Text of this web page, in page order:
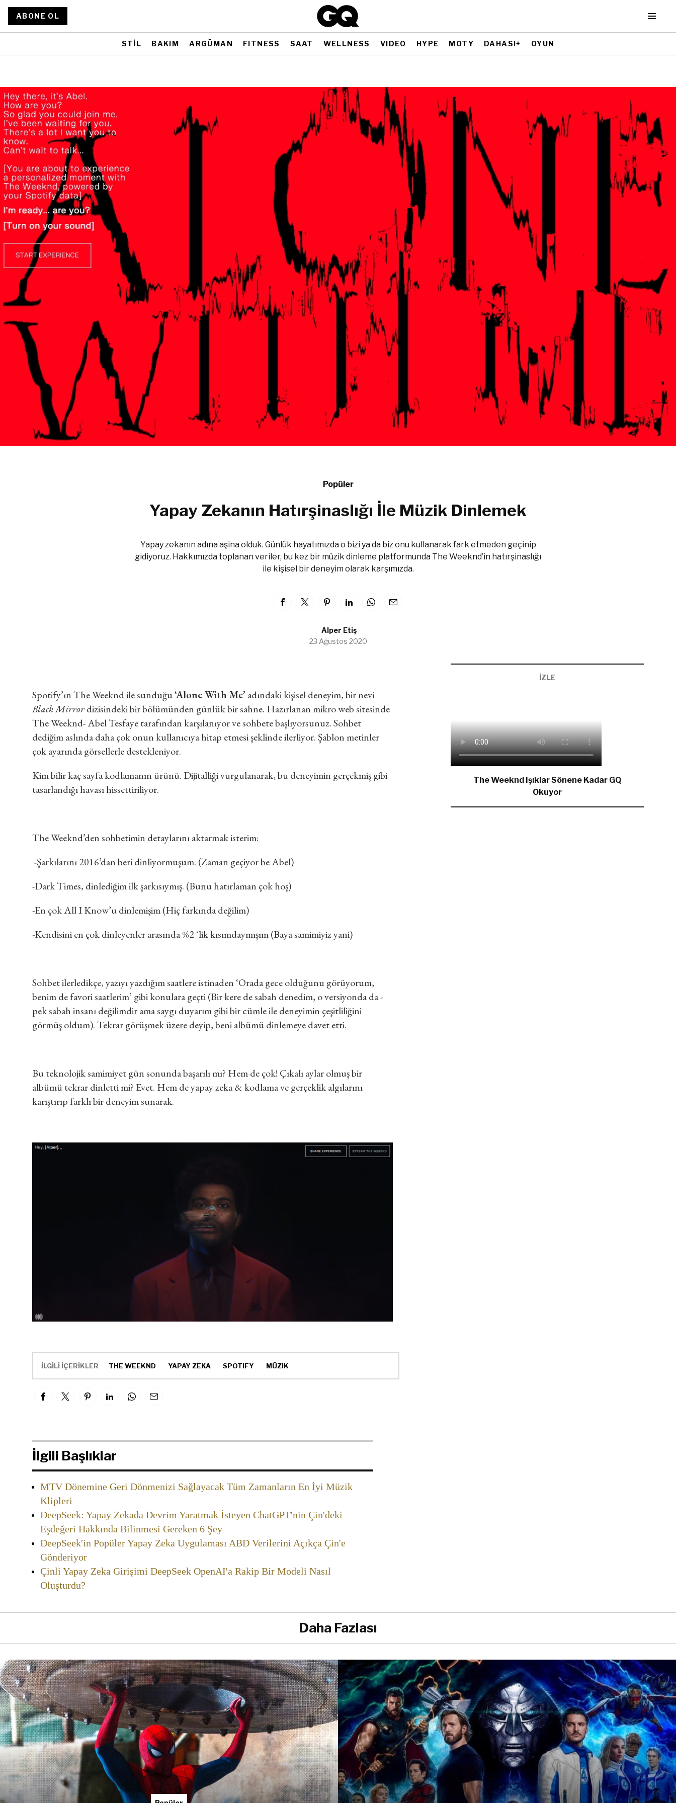
ABONE OL
STİL BAKIM ARGÜMAN FITNESS SAAT WELLNESS VIDEO HYPE MOTY DAHASI+ OYUN
Popüler
Yapay Zekanın Hatırşinaslığı İle Müzik Dinlemek
Yapay zekanın adına aşina olduk. Günlük hayatımızda o bizi ya da biz onu kullanarak fark etmeden geçinip
gidiyoruz. Hakkımızda toplanan veriler, bu kez bir müzik dinleme platformunda The Weeknd’in hatırşinaslığı
ile kişisel bir deneyim olarak karşımızda.
Alper Etiş
23 Ağustos 2020
Spotify’ın The Weeknd ile sunduğu‘Alone With Me’ adındaki kişisel deneyim, bir nevi
Black Mirrordizisindeki bir bölümünden günlük bir sahne. Hazırlanan mikro web sitesinde
The Weeknd- Abel Tesfaye tarafından karşılanıyor ve sohbete başlıyorsunuz. Sohbet
dediğim aslında daha çok onun kullanıcıya hitap etmesi şeklinde ilerliyor. Şablon metinler
çok ayarında görsellerle destekleniyor.
Kim bilir kaç sayfa kodlamanın ürünü. Dijitalliği vurgulanarak, bu deneyimin gerçekmiş gibi
tasarlandığı havası hissettiriliyor.
The Weeknd’den sohbetimin detaylarını aktarmak isterim:
-Şarkılarını 2016’dan beri dinliyormuşum. (Zaman geçiyor be Abel)
-Dark Times, dinlediğim ilk şarkısıymış. (Bunu hatırlaman çok hoş)
-En çok All I Know’u dinlemişim (Hiç farkında değilim)
-Kendisini en çok dinleyenler arasında %2 ‘lik kısımdaymışım (Baya samimiyiz yani)
Sohbet ilerledikçe, yazıyı yazdığım saatlere istinaden ‘Orada gece olduğunu görüyorum,
benim de favori saatlerim’ gibi konulara geçti (Bir kere de sabah denedim, o versiyonda da -
pek sabah insanı değilimdir ama saygı duyarım gibi bir cümle ile deneyimin çeşitliliğini
görmüş oldum). Tekrar görüşmek üzere deyip, beni albümü dinlemeye davet etti.
Bu teknolojik samimiyet gün sonunda başarılı mı? Hem de çok! Çıkalı aylar olmuş bir
albümü tekrar dinletti mi? Evet. Hem de yapay zeka & kodlama ve gerçeklik algılarını
karıştırıp farklı bir deneyim sunarak.
İZLE
The Weeknd Işıklar Sönene Kadar GQ
Okuyor
İLGİLİ İÇERİKLER THE WEEKND YAPAY ZEKA SPOTIFY MÜZIK
İlgili Başlıklar
MTV Dönemine Geri Dönmenizi Sağlayacak Tüm Zamanların En İyi Müzik
Klipleri
DeepSeek: Yapay Zekada Devrim Yaratmak İsteyen ChatGPT'nin Çin'deki
Eşdeğeri Hakkında Bilinmesi Gereken 6 Şey
DeepSeek'in Popüler Yapay Zeka Uygulaması ABD Verilerini Açıkça Çin'e
Gönderiyor
Çinli Yapay Zeka Girişimi DeepSeek OpenAI'a Rakip Bir Modeli Nasıl
Oluşturdu?
Daha Fazlası